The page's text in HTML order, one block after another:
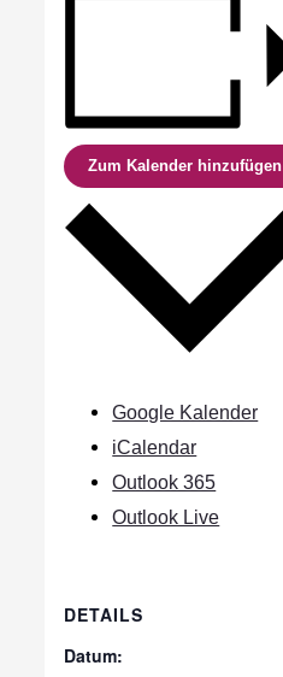
Zum Kalender hinzufügen
Google Kalender
iCalendar
Outlook 365
Outlook Live
DETAILS
Datum: